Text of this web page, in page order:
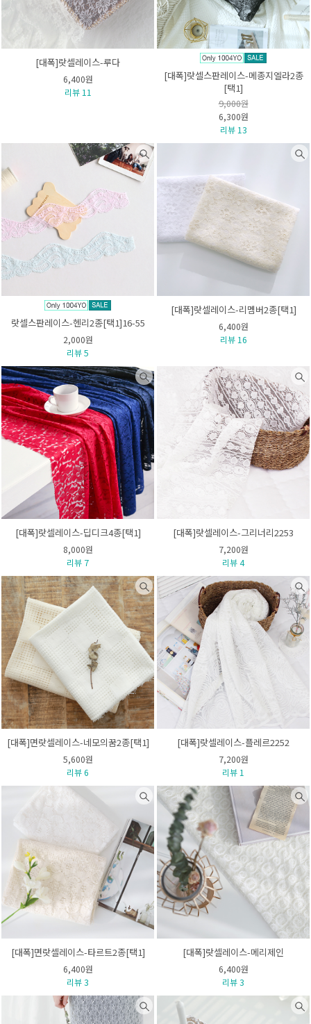
[대폭]랏셀레이스-루다
6,400원
리뷰 11
[대폭]랏셀스판레이스-메종지엘라2종
[택1]
9,000원
6,300원
리뷰 13
랏셀스판레이스-헨리2종[택1]16-55
2,000원
리뷰 5
[대폭]랏셀레이스-리멤버2종[택1]
6,400원
리뷰 16
[대폭]랏셀레이스-딥디크4종[택1]
8,000원
리뷰 7
[대폭]랏셀레이스-그리너리2253
7,200원
리뷰 4
[대폭]면랏셀레이스-네모의꿈2종[택1]
5,600원
리뷰 6
[대폭]랏셀레이스-플레르2252
7,200원
리뷰 1
[대폭]면랏셀레이스-타르트2종[택1]
6,400원
리뷰 3
[대폭]랏셀레이스-메리제인
6,400원
리뷰 3